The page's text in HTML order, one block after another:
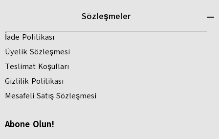
Sözleşmeler
İade Politikası
Üyelik Sözleşmesi
Teslimat Koşulları
Gizlilik Politikası
Mesafeli Satış Sözleşmesi
Abone Olun!